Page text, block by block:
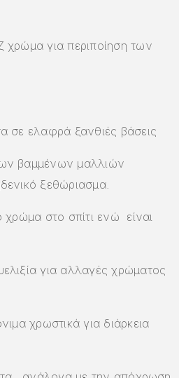
χρώμα για περιποίηση των
σε ελαφρά ξανθιές βάσεις
βαμμένων μαλλιών
ξεθώριασμα.
χρώμα στο σπίτι ενώ είναι
για αλλαγές χρώματος
χρωστικά για διάρκεια